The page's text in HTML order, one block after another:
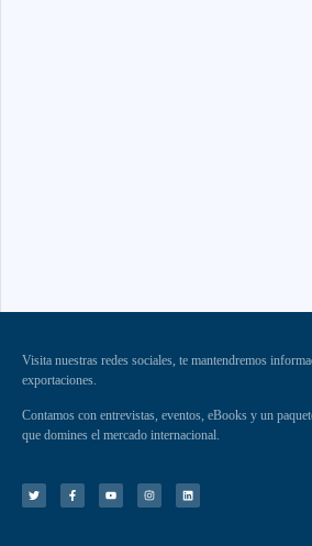
Visita nuestras redes sociales, te mantendremos
exportaciones.
Contamos con entrevistas, eventos, eBooks y un
que domines el mercado internacional.